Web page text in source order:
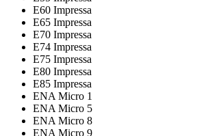
E60 Impressa
E65 Impressa
E70 Impressa
E74 Impressa
E75 Impressa
E80 Impressa
E85 Impressa
ENA Micro 1
ENA Micro 5
ENA Micro 8
ENA Micro 9